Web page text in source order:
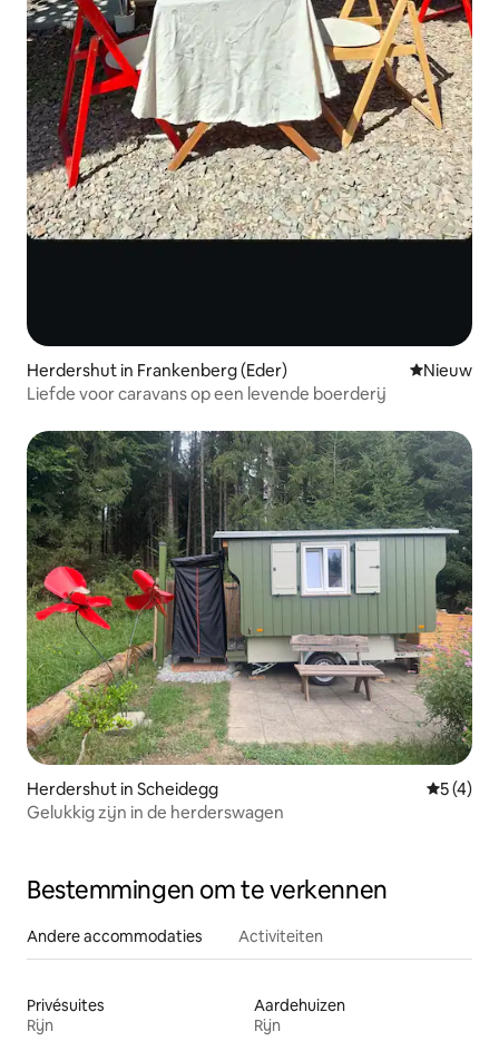
Herdershut in Frankenberg (Eder) Nieuwe
Nieuw
Liefde voor caravans op een levende boerderij
Herdershut in Scheidegg
5 (4)
Gelukkig zijn in de herderswagen
Bestemmingen om te verkennen
Andere accommodaties Activiteiten
Privésuites
Rijn
Aardehuizen
Rijn